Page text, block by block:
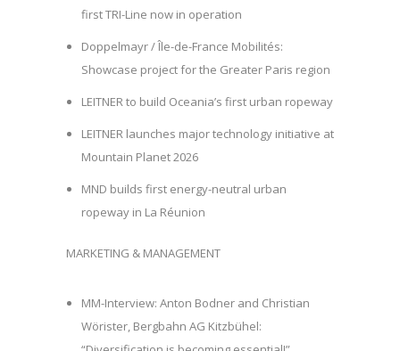
first TRI-Line now in operation
Doppelmayr / Île-de-France Mobilités:
Showcase project for the Greater Paris region
LEITNER to build Oceania’s first urban ropeway
LEITNER launches major technology initiative at
Mountain Planet 2026
MND builds first energy-neutral urban
ropeway in La Réunion
MARKETING & MANAGEMENT
MM-Interview: Anton Bodner and Christian
Wörister, Bergbahn AG Kitzbühel: